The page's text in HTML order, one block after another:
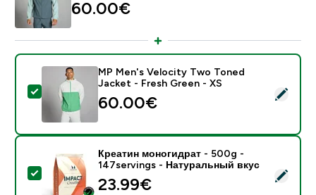
60.00€‎
- MP Men's Velocity Two Toned Jacket - Fresh Green
MP Men's Velocity Two Toned
Jacket - Fresh Green - XS
60.00€‎
- Креатин моногидрат - 500g - 147servings -
Креатин моногидрат - 500g -
147servings - Натуральный вкус
23.99€‎